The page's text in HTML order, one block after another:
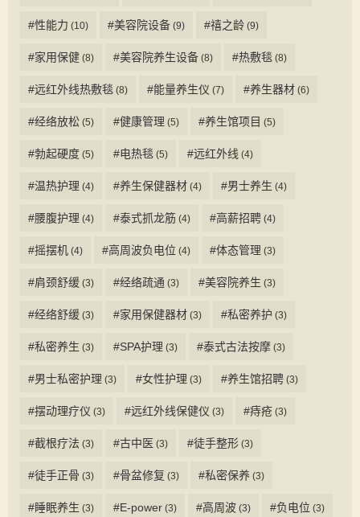
#性能力 (10) #美容院设备 (9) #禧之龄 (9)
#家用保健 (8) #美容院养生设备 (8) #热敷毯 (8)
#远红外线热敷毯 (8) #能量养生仪 (7) #养生器材 (6)
#经络放松 (5) #健康管理 (5) #养生馆项目 (5)
#勃起硬度 (5) #电热毯 (5) #远红外线 (4)
#温热护理 (4) #养生保健器材 (4) #男士养生 (4)
#腰腹护理 (4) #泰式抓龙筋 (4) #高薪招聘 (4)
#摇摆机 (4) #高周波负电位 (4) #体态管理 (3)
#肩颈舒缓 (3) #经络疏通 (3) #美容院养生 (3)
#经络舒缓 (3) #家用保健器材 (3) #私密养护 (3)
#私密养生 (3) #SPA护理 (3) #泰式古法按摩 (3)
#男士私密护理 (3) #女性护理 (3) #养生馆招聘 (3)
#摆动理疗仪 (3) #远红外线保健仪 (3) #痔疮 (3)
#截根疗法 (3) #古中医 (3) #徒手整形 (3)
#徒手正骨 (3) #骨盆修复 (3) #私密保养 (3)
#睡眠养生 (3) #E-power (3) #高周波 (3) #负电位 (3)